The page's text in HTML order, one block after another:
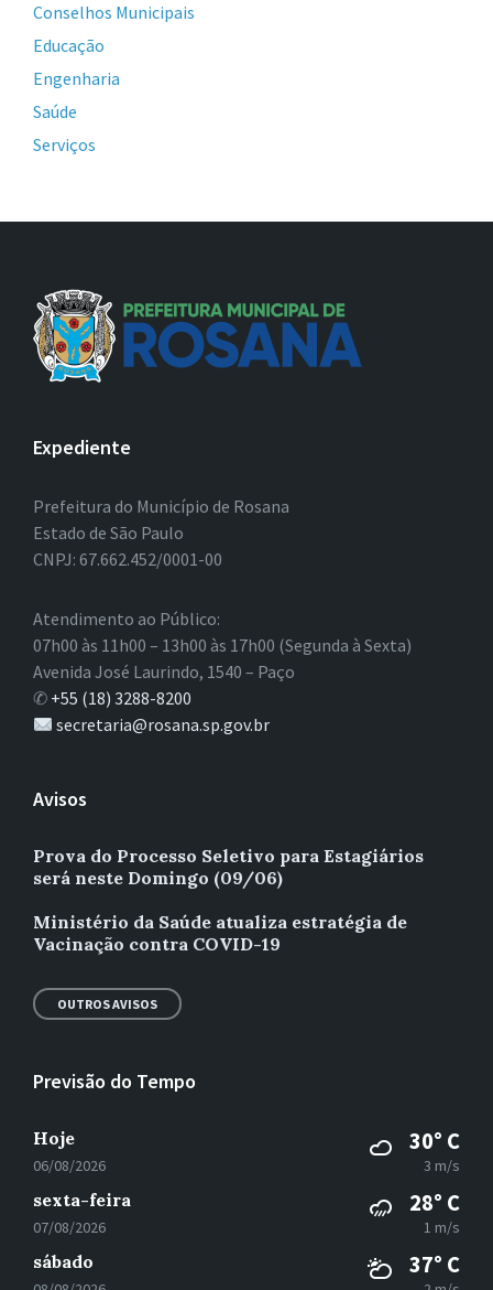
Conselhos Municipais
Educação
Engenharia
Saúde
Serviços
Expediente
Prefeitura do Município de Rosana
Estado de São Paulo
CNPJ: 67.662.452/0001-00
Atendimento ao Público:
07h00 às 11h00 – 13h00 às 17h00 (Segunda à Sexta)
Avenida José Laurindo, 1540 – Paço
✆ +55 (18) 3288-8200
secretaria@rosana.sp.gov.br
Avisos
Prova do Processo Seletivo para Estagiários
será neste Domingo (09/06)
Ministério da Saúde atualiza estratégia de
Vacinação contra COVID-19
OUTROS AVISOS
Previsão do Tempo
Hoje
06/08/2026
30° C
3 m/s
sexta-feira
07/08/2026
28° C
1 m/s
sábado 37° C